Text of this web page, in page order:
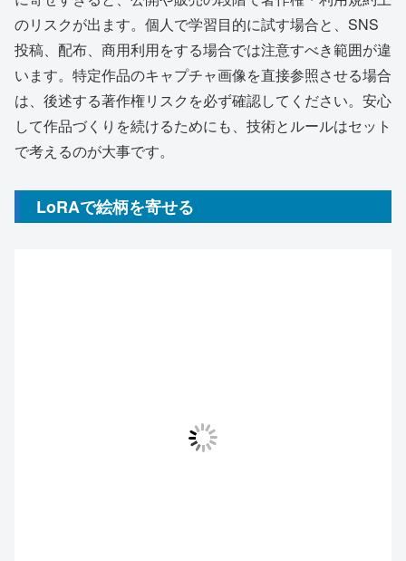
のリスクが出ます。個人で学習目的に試す場合と、SNS
投稿、配布、商用利用をする場合では注意すべき範囲が違
います。特定作品のキャプチャ画像を直接参照させる場合
は、後述する著作権リスクを必ず確認してください。安心
して作品づくりを続けるためにも、技術とルールはセット
で考えるのが大事です。
LoRAで絵柄を寄せる